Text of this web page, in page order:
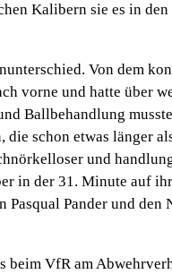
Kalibern sie es in
Von dem
vorne und hatte über
Ballbehandlung
die schon etwas länger
und
in der 31. Minute auf
Pasqual Pander und
beim VfR am